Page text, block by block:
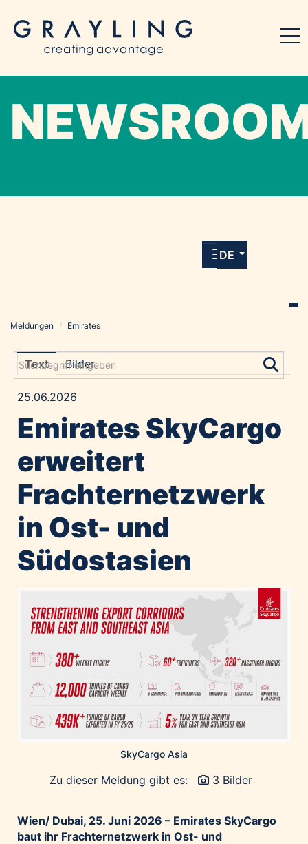
allen Meldungen und Downloads unserer
DE
Grayling Agentur
Alawyer
Amadeus Austrian Music Awards
Constantia Flexibles
Costa Kreuzfahrten
Expo 2025 Osaka
Home of Work
JP Immobilien
Kroatische Zentrale für Tourismus
Mondelēz Österreich
Meldungen / Emirates
Text Bilder
25.06.2026
Emirates SkyCargo
erweitert
Frachternetzwerk
in Ost- und
Südostasien
SkyCargo Asia
Zu dieser Meldung gibt es: 3 Bilder
Wien/ Dubai, 25. Juni 2026 – Emirates SkyCargo
baut ihr Frachternetzwerk in Ost- und